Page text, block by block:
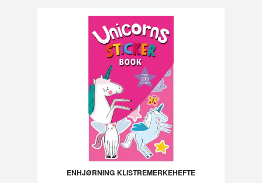
ENHJØRNING KLISTREMERKEHEFTE